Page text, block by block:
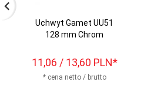
Uchwyt Gamet UU51
128 mm Chrom
11,06 / 13,60 PLN*
* cena netto / brutto